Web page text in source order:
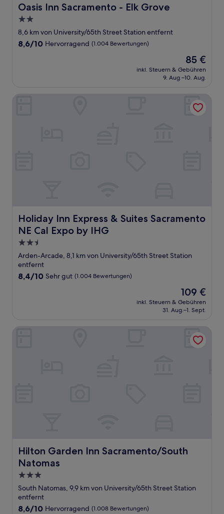
Oasis Inn Sacramento - Elk Grove
Oasis Inn Sacramento - Elk Grove
2.0-
Sterne-
Unterkunft
8,6 km von University/65th Street Station entfernt
8.6
8,6/10 Hervorragend (1.004 Bewertungen)
Der
Preis
beträgt
85 €
inkl. Steuern & Gebühren
9. Aug.–10. Aug.
Holiday Inn Express & Suites Sacramento
NE Cal Expo by IHG
Holiday Inn Express & Suites Sacramento NE Cal Expo
2.5-
Sterne-
Unterkunft
Arden-Arcade, 8,1 km von University/65th Street Station
entfernt
8.4
Bewertungen)
8,4/10 Sehr gut (1.004 Bewertungen)
Der
Preis
beträgt
109 €
inkl. Steuern & Gebühren
31. Aug.–1. Sept.
Holiday Inn Express & Suites Sacramento NE Cal Expo by
Hilton Garden Inn Sacramento/South
Natomas
Hilton Garden Inn Sacramento/South Natomas
3.0-
Sterne-
Unterkunft
South Natomas, 9,9 km von University/65th Street Station
entfernt
8.6
8,6/10 Hervorragend (1.008 Bewertungen)